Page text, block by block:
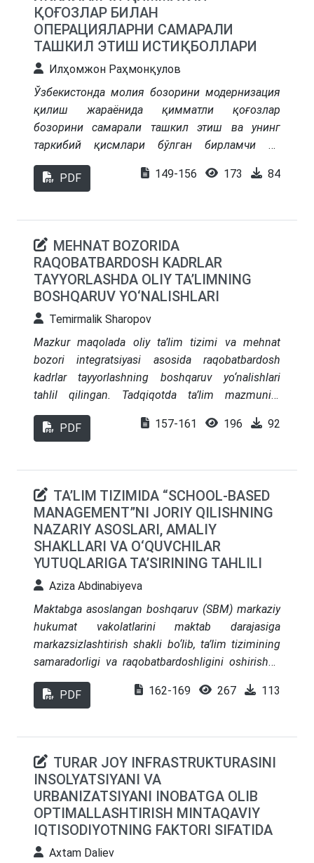
O‘tish davridagi iqtisodiyotga ega mamlakatlarda
byudjet tizimini modernizatsiya qilish doirasida
xorijiy tajribani moslashtirish muhimligi
ta’kidlanadi
ҚОҒОЗЛАР БИЛАН
ОПЕРАЦИЯЛАРНИ САМАРАЛИ
ТАШКИЛ ЭТИШ ИСТИҚБОЛЛАРИ
Илҳомжон Раҳмонқулов
Ўзбекистонда молия бозорини модернизация
қилиш жараёнида қимматли қоғозлар
бозорини самарали ташкил этиш ва унинг
таркибий қисмлари бўлган бирламчи ва
иккиламчи бозорлар фаолиятини
такомиллаштириш муҳим аҳамият касб
ликвидлик, шаффофлик ва инвесторлар
ишончини таъминлаш орқали миллий
иқтисодиётнинг барқарор ривожланишига
замин яратилади. Тадқиқотда қимматли
қоғозлар билан боғлиқ операцияларни
самарали ташкил этиш истиқболлари,
институционал ислоҳотлар, рақамли
технологияларни жорий этиш ва халқаро
тажрибани қўллаш имкониятлари илмий
PDF 149-156 173 84
MEHNAT BOZORIDA
RAQOBATBARDOSH KADRLAR
TAYYORLASHDA OLIY TA’LIMNING
BOSHQARUV YO‘NALISHLARI
Temirmalik Sharopov
Mazkur maqolada oliy ta’lim tizimi va mehnat
bozori integratsiyasi asosida raqobatbardosh
kadrlar tayyorlashning boshqaruv yo‘nalishlari
tahlil qilingan. Tadqiqotda ta’lim mazmunini
mehnat bozoridagi zamonaviy talablar bilan
uyg‘unlashtirish, oliy ta’lim muassasalari va ishlab
bo‘lgan asosiy kompetensiyalar – kasbiy malaka,
innovatsion tafakkur, axborot texnologiyalaridan
samarali foydalanish va xorijiy tillarni bilish
darajasi aniqlangan. Tadqiqot metodologiyasi
doirasida adabiyotlar tahlili, so‘rovnomalar va
mintaqaviy xususiyatlarni hisobga olgan holda
tahliliy usullar qo‘llanildi. Natijalar asosida oliy
ta’lim tizimini mehnat bozoriga moslashtirish,
amaliy tajribani kuchaytirish va mintaqaviy
ehtiyojlarni inobatga olish bo‘yicha takliflar ishlab
PDF 157-161 196 92
TA’LIM TIZIMIDA “SCHOOL-BASED
MANAGEMENT”NI JORIY QILISHNING
NAZARIY ASOSLARI, AMALIY
SHAKLLARI VA O‘QUVCHILAR
YUTUQLARIGA TA’SIRINING TAHLILI
Aziza Abdinabiyeva
Maktabga asoslangan boshqaruv (SBM) markaziy
hukumat vakolatlarini maktab darajasiga
markazsizlashtirish shakli bo‘lib, ta’lim tizimining
samaradorligi va raqobatbardoshligini oshirishga
qaratilgan. SBM nazariy jihatdan uchta asosiy
institutsional rag‘batlantirishga asoslanadi: tanlov
professional, jamiyat, muvozanatli) ko‘ra
farqlanadi. O‘zbekiston umumiy o‘rta ta’lim
maktablari (UO‘TM) boshqaruviga marketing
xizmatlari va strategik menejmentni tatbiq etish
bo‘yicha o‘tkazilgan tadqiqotlar rahbar kadrlarning
boshqaruv faoliyati samaradorligini 15% dan 22%
PDF 162-169 267 113
TURAR JOY INFRASTRUKTURASINI
INSOLYATSIYANI VA
URBANIZATSIYANI INOBATGA OLIB
OPTIMALLASHTIRISH MINTAQAVIY
IQTISODIYOTNING FAKTORI SIFATIDA
Axtam Daliev